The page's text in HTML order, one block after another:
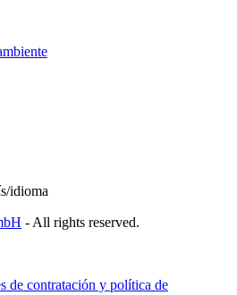
idioma
- All rights reserved.
de contratación y política de